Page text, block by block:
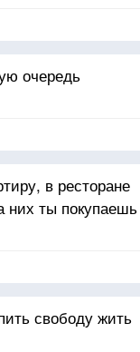
что живите
очередь
в ресторане
них ты покупаешь
свободу жить